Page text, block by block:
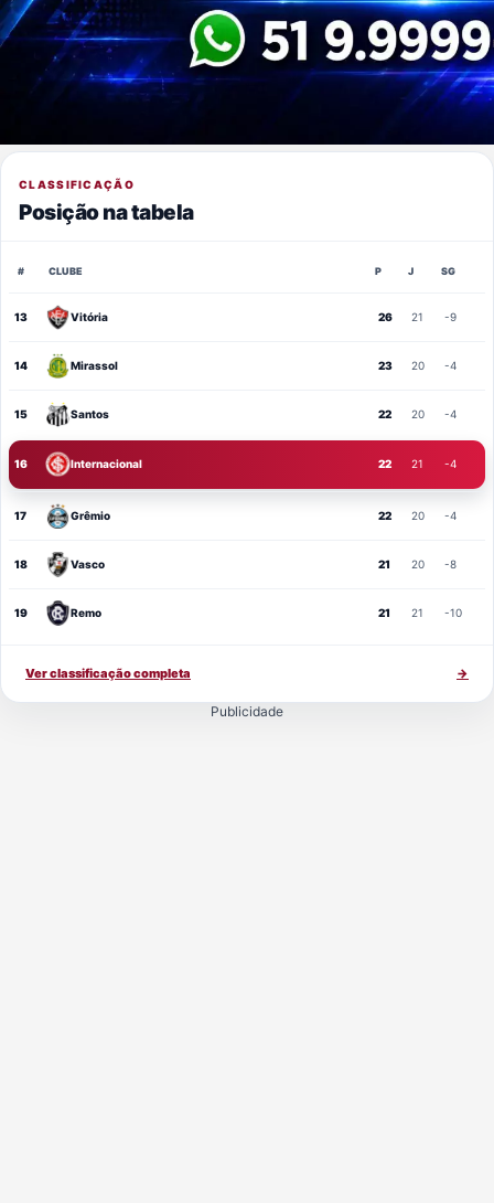
CLASSIFICAÇÃO
Posição na tabela
# CLUBE P J SG
13 Vitória 26 21 -9
14 Mirassol 23 20 -4
15 Santos 22 20 -4
16 Internacional 22 21 -4
17 Grêmio 22 20 -4
18 Vasco 21 20 -8
19 Remo 21 21 -10
Ver classificação completa →
Publicidade